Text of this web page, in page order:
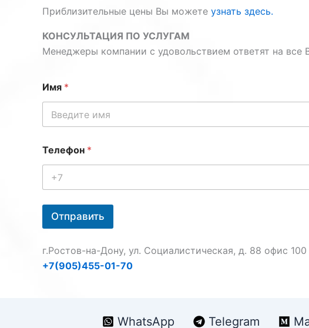
Приблизительные цены Вы можете узнать здесь.
КОНСУЛЬТАЦИЯ ПО УСЛУГАМ
Менеджеры компании с удовольствием ответят на все
Имя *
Телефон *
Отправить
г.Ростов-на-Дону, ул. Социалистическая, д. 88 офис 100
+7(905)455-01-70
WhatsApp Telegram